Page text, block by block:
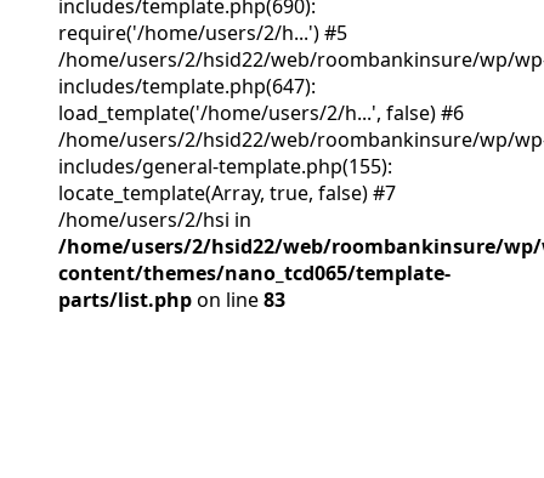
includes/template.php(690):
require('/home/users/2/h...') #5
/home/users/2/hsid22/web/roombankinsure/wp/
includes/template.php(647):
load_template('/home/users/2/h...', false) #6
/home/users/2/hsid22/web/roombankinsure/wp/
includes/general-template.php(155):
locate_template(Array, true, false) #7
/home/users/2/hsi in
/home/users/2/hsid22/web/roombankinsure/
content/themes/nano_tcd065/template-
parts/list.phpon line83